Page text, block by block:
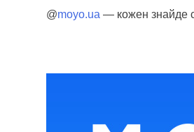
@moyo.ua — кожен знайде